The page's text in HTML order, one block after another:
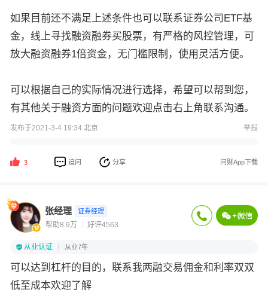
如果目前还不满足上述条件也可以联系证券公司ETF基
金，线上寻找融资融券买股票，有严格的风控管理，可
放大融资融券1倍资金，无门槛限制，使用灵活方便。
可以根据自己的实际情况进行选择，希望可以帮到您，
有其他关于融资方面的问题欢迎点击右上角联系沟通。
发布于2021-3-4 19:34 北京 举报
3 追问 分享 问财App下载
张经理 证券经理
帮助8.9万 好评4563
从业认证 从业7年
可以达到杠杆的目的，联系我两融交易佣金和利率双双
低至成本欢迎了解